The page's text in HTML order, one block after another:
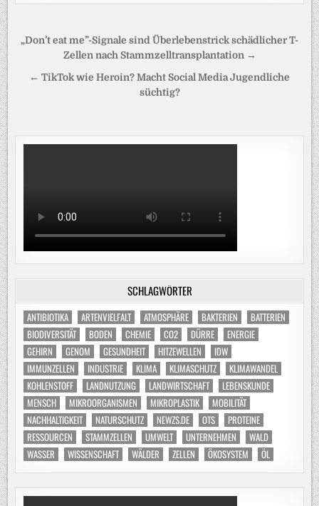
Beitragsnavigation
„Don’t eat me”-Signale sind Überlebenstrick schädlicher T-
Zellen nach Stammzelltransplantation →
← TikTok wie Heroin? Macht Social Media Jugendliche
süchtig?
SCHLAGWÖRTER
ANTIBIOTIKA ARTENVIELFALT ATMOSPHÄRE BAKTERIEN
BATTERIEN
BIODIVERSITÄT
BODEN CHEMIE CO2 DÜRRE
ENERGIE
GEHIRN
GENOM GESUNDHEIT HITZEWELLEN
IDW
IMMUNZELLEN
INDUSTRIE KLIMA KLIMASCHUTZ
KLIMAWANDEL
KOHLENSTOFF
LANDNUTZUNG LANDWIRTSCHAFT
LEBENSKUNDE
MENSCH
MIKROORGANISMEN MIKROPLASTIK
MOBILITÄT
NACHHALTIGKEIT
NATURSCHUTZ NEWZS.DE OTS
PROTEINE
RESSOURCEN
STAMMZELLEN UMWELT UNTERNEHMEN
WALD
WASSER
WISSENSCHAFT WÄLDER ZELLEN ÖKOSYSTEM ÖL